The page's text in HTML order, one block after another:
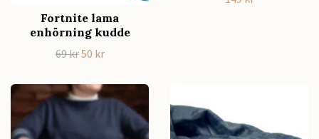
Fortnite lama
enhörning kudde
69 kr50 kr